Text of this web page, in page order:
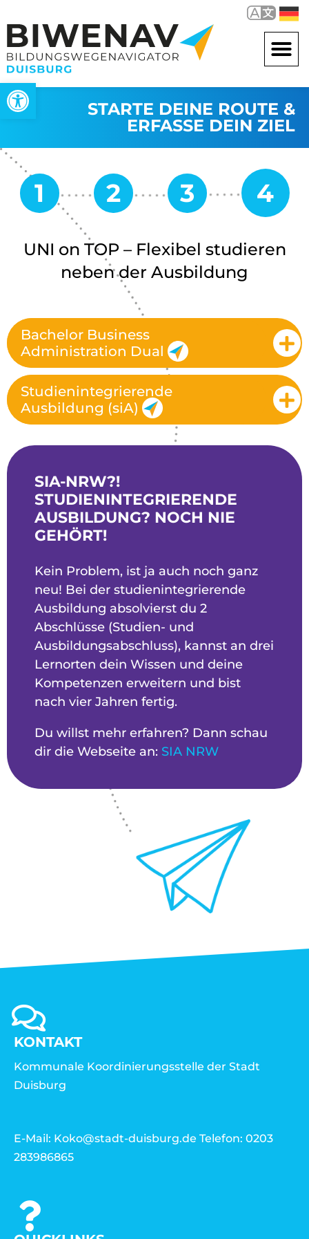
Werkzeugleiste öffnen
STARTE DEINE ROUTE &
ERFASSE DEIN ZIEL
UNI on TOP – Flexibel studieren
neben der Ausbildung
Bachelor Business
Administration Dual
Studienintegrierende
Ausbildung (siA)
SIA-NRW?!
STUDIENINTEGRIERENDE
AUSBILDUNG? NOCH NIE
GEHÖRT!
Kein Problem, ist ja auch noch ganz
neu! Bei der studienintegrierende
Ausbildung absolvierst du 2
Abschlüsse (Studien- und
Ausbildungsabschluss), kannst an drei
Lernorten dein Wissen und deine
Kompetenzen erweitern und bist
nach vier Jahren fertig.
Du willst mehr erfahren? Dann schau
dir die Webseite an: SIA NRW
KONTAKT
Kommunale Koordinierungsstelle der Stadt
Duisburg
E-Mail: Koko@stadt-duisburg.de Telefon: 0203
283986865